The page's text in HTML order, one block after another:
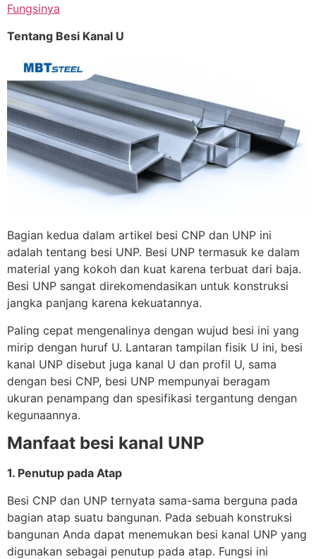
Fungsinya
Tentang Besi Kanal U
Bagian kedua dalam artikel besi CNP dan UNP ini
adalah tentang besi UNP. Besi UNP termasuk ke dalam
material yang kokoh dan kuat karena terbuat dari baja.
Besi UNP sangat direkomendasikan untuk konstruksi
jangka panjang karena kekuatannya.
Paling cepat mengenalinya dengan wujud besi ini yang
mirip dengan huruf U. Lantaran tampilan fisik U ini, besi
kanal UNP disebut juga kanal U dan profil U, sama
dengan besi CNP, besi UNP mempunyai beragam
ukuran penampang dan spesifikasi tergantung dengan
kegunaannya.
Manfaat besi kanal UNP
1. Penutup pada Atap
Besi CNP dan UNP ternyata sama-sama berguna pada
bagian atap suatu bangunan. Pada sebuah konstruksi
bangunan Anda dapat menemukan besi kanal UNP yang
digunakan sebagai penutup pada atap. Fungsi ini